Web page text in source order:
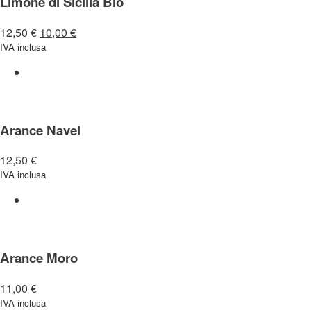
12,50€ 10,00 €
IVA inclusa
Arance Navel
12,50 €
IVA inclusa
Arance Moro
11,00 €
IVA inclusa